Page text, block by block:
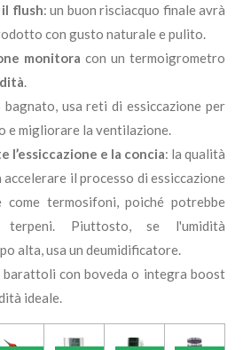
flush: un buon risciacquo finale avrà
con gusto naturale e pulito.
monitora con un termoigrometro
.
usa reti di essiccazione per
e migliorare la ventilazione.
l’essiccazione e la concia: la qualità
il processo di essiccazione
termosifoni, poiché potrebbe
terpeni. Piuttosto, se l'umidità
alta, usa un deumidificatore.
barattoli con boveda o integra boost
ideale.